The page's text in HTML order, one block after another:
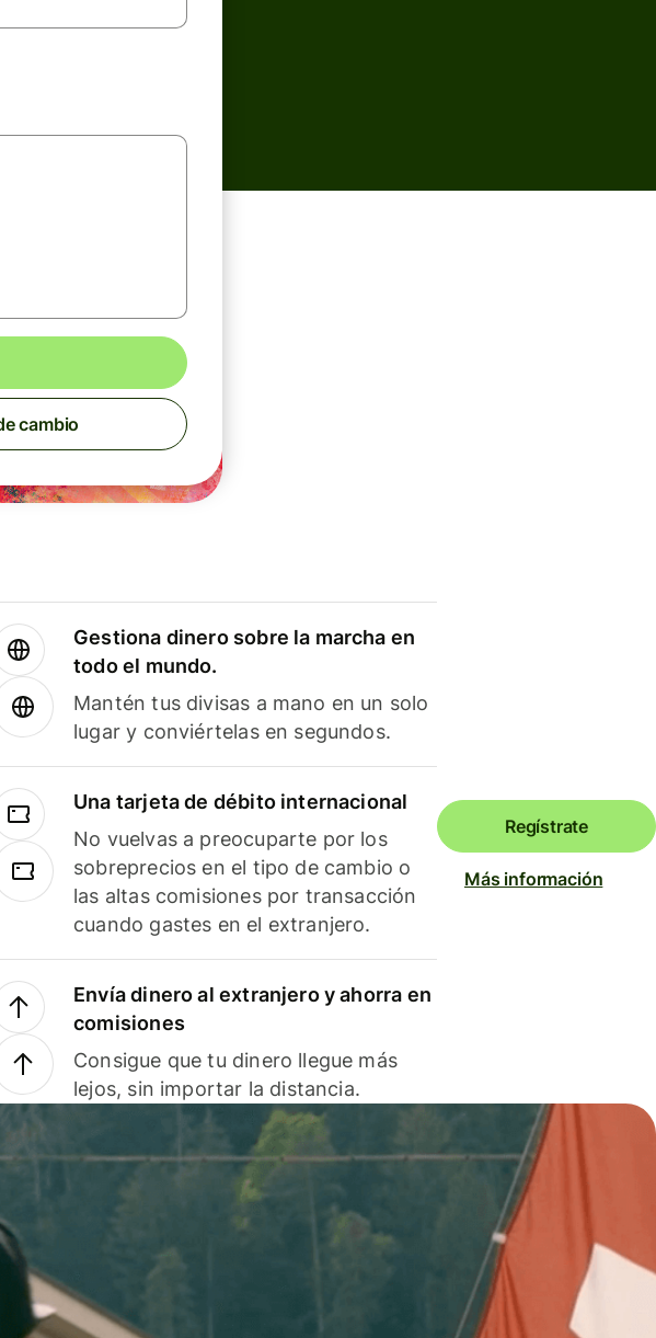
cambio
Gestiona dinero sobre la marcha en
todo el mundo.
Mantén tus divisas a mano en un solo
lugar y conviértelas en segundos.
Una tarjeta de débito internacional
No vuelvas a preocuparte por los
sobreprecios en el tipo de cambio o
las altas comisiones por transacción
cuando gastes en el extranjero.
Envía dinero al extranjero y ahorra en
comisiones
Consigue que tu dinero llegue más
lejos, sin importar la distancia.
Regístrate
Más información